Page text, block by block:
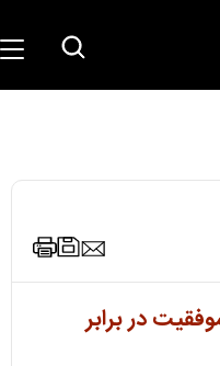
در برابر